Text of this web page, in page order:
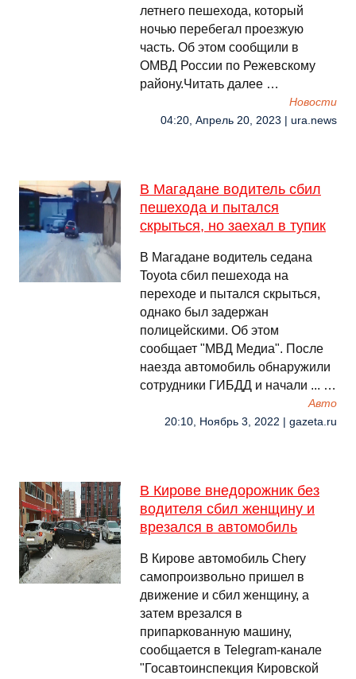
летнего пешехода, который
ночью перебегал проезжую
часть. Об этом сообщили в
ОМВД России по Режевскому
району.Читать далее …
Новости
04:20, Апрель 20, 2023 | ura.news
В Магадане водитель сбил
пешехода и пытался
скрыться, но заехал в тупик
В Магадане водитель седана
Toyota сбил пешехода на
переходе и пытался скрыться,
однако был задержан
полицейскими. Об этом
сообщает "МВД Медиа". После
наезда автомобиль обнаружили
сотрудники ГИБДД и начали ... …
Авто
20:10, Ноябрь 3, 2022 | gazeta.ru
В Кирове внедорожник без
водителя сбил женщину и
врезался в автомобиль
В Кирове автомобиль Chery
самопроизвольно пришел в
движение и сбил женщину, а
затем врезался в
припаркованную машину,
сообщается в Telegram-канале
"Госавтоинспекция Кировской